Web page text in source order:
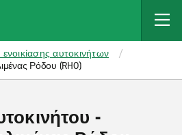
αυτοκινήτων
Ρόδου (RHO)
-